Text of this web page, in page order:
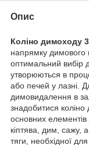
Опис
Коліно димоходу
напрямку димового
оптимальний вибір
утворюються в
або печей у лазні.
димовидалення в
знадобитися коліно
основних елементів
кіптява, дим, сажу,
тяги, необхідної